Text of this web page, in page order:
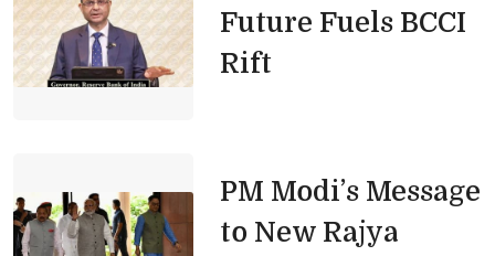
Future Fuels BCCI
Rift
PM Modi’s Message
to New Rajya